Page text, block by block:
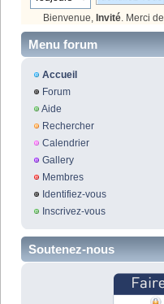
Bienvenue, Invité. Merci de
Menu forum
Accueil
Forum
Aide
Rechercher
Calendrier
Gallery
Membres
Identifiez-vous
Inscrivez-vous
Soutenez-nous